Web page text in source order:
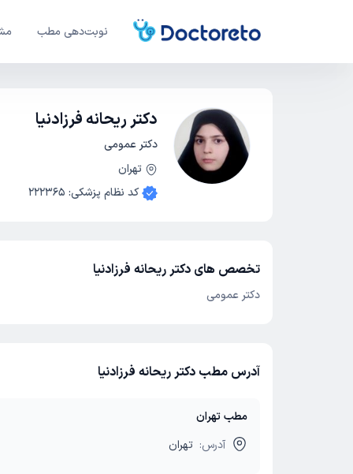
نوبت‌دهی مطب
دکتر ریحانه فرزادنیا
دکتر عمومی
تهران
کد نظام پزشکی:
222365
تخصص های دکتر ریحانه فرزادنیا
دکتر عمومی
آدرس مطب دکتر ریحانه فرزادنیا
مطب تهران
آدرس: تهران